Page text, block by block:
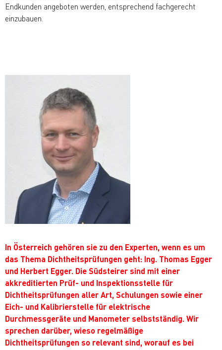
Endkunden angeboten werden, entsprechend fachgerecht
einzubauen.
In Österreich gehören sie zu den Experten, wenn es um
das Thema Dichtheitsprüfungen geht: Ing. Thomas Egger
und Herbert Egger. Die Südsteirer sind mit einer
akkreditierten Prüf- und Inspektionsstelle für
Dichtheitsprüfungen aller Art, Schulungen sowie einer
Eich- und Kalibrierstelle für elektrische
Durchmessgeräte und Manometer selbstständig. Wir
sprechen darüber, wieso regelmäßige
Dichtheitsprüfungen so relevant sind, worauf es bei